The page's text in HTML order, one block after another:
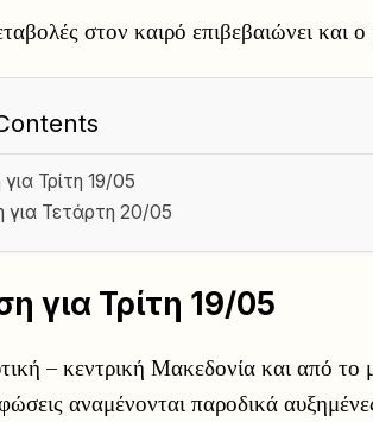
στον καιρό επιβεβαιώνει
Τρίτη 19/05
Τετάρτη 20/05
για Τρίτη 19/05
– κεντρική Μακεδονία και από το
αναμένονται παροδικά